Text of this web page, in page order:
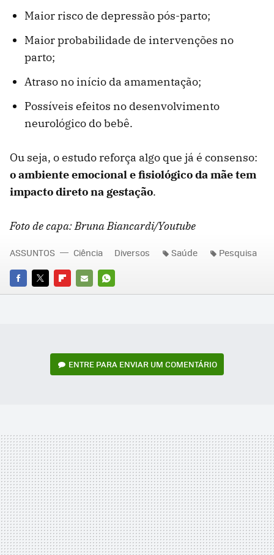
Maior risco de depressão pós-parto;
Maior probabilidade de intervenções no
parto;
Atraso no início da amamentação;
Possíveis efeitos no desenvolvimento
neurológico do bebê.
Ou seja, o estudo reforça algo que já é consenso:
o ambiente emocional e fisiológico da mãe tem
impacto direto na gestação.
Foto de capa: Bruna Biancardi/Youtube
FACEBOOK
TWITTERFLIPBOARD
E-
WHATSAPP
ASSUNTOS Ciência Diversos Saúde Pesquisa
ENTRE PARA ENVIAR UM COMENTÁRIO